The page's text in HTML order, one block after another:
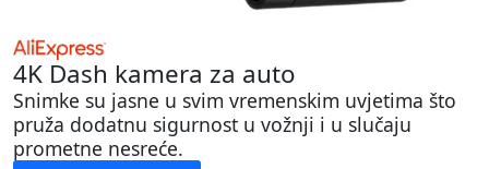
4K Dash kamera za auto
Snimke su jasne u svim vremenskim uvjetima što
pruža dodatnu sigurnost u vožnji i u slučaju
prometne nesreće.